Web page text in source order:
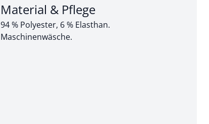
Abschnitt 3 von 3:
Material & Pflege
94 % Polyester, 6 % Elasthan.
Maschinenwäsche.